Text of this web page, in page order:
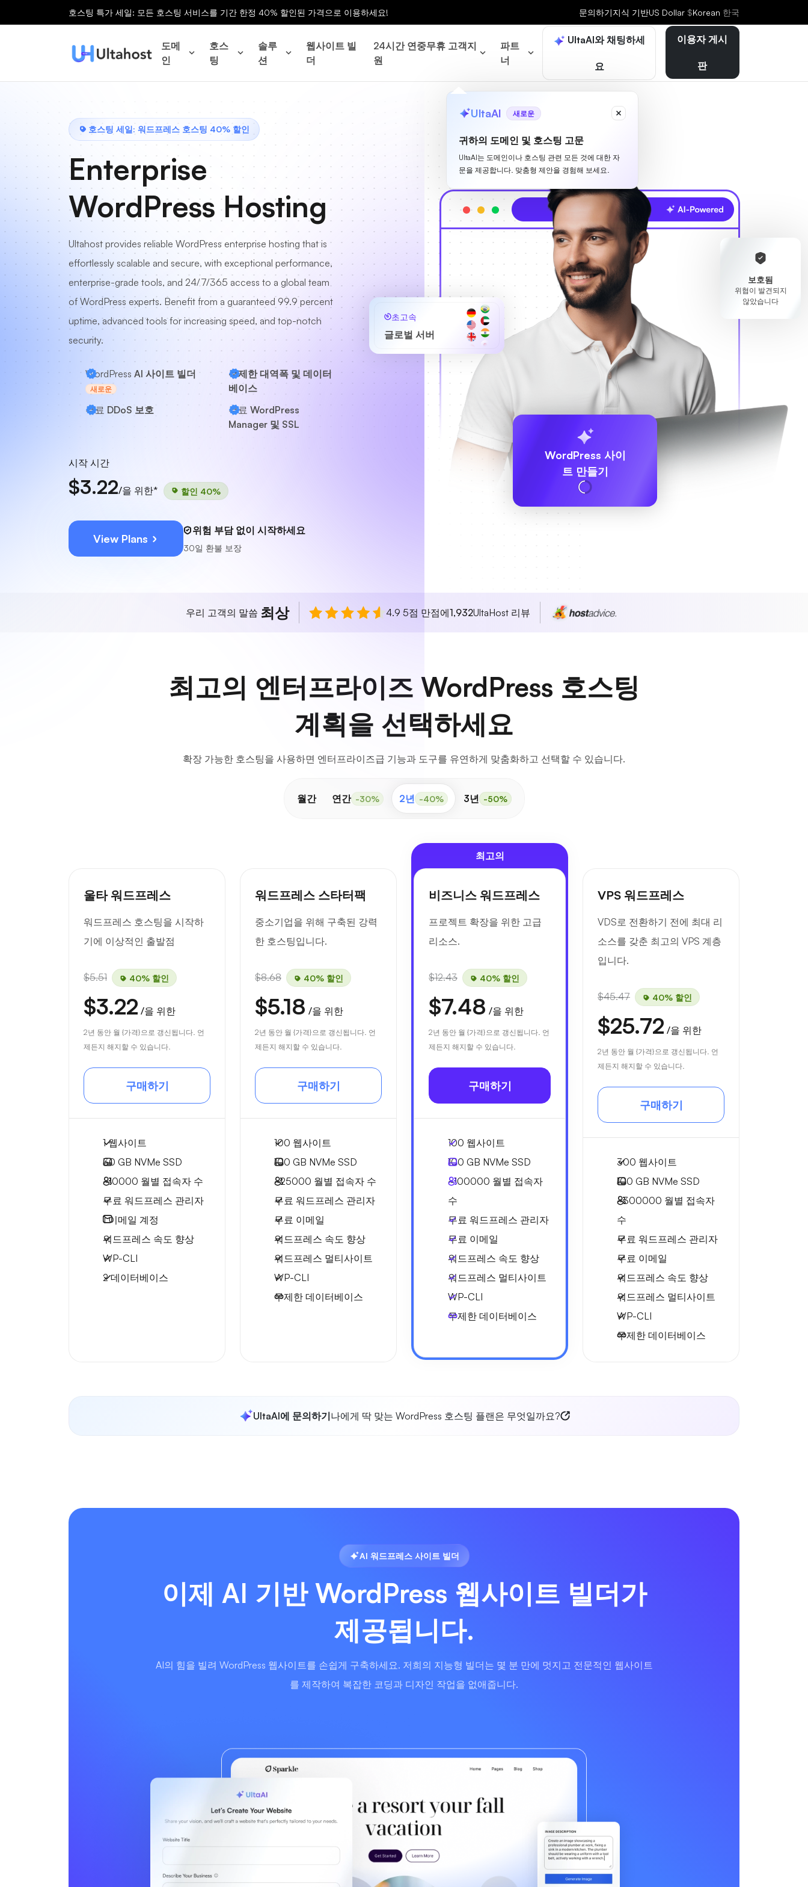
호스팅 특가 세일: 모든 호스팅 서비스를 기간 한정 40% 할인된 가격으로 이용하세요! 문의하기지식 기반US Dollar $Korean 한국
도메
인
호스
팅
솔루
션
웹사이트 빌
더
24시간 연중무휴 고객지
원
파트
너
UltaAI와 채팅하세
요
UltaAI 새로운
귀하의 도메인 및 호스팅 고문
UltaAI는 도메인이나 호스팅 관련 모든 것에 대한 자
문을 제공합니다. 맞춤형 제안을 경험해 보세요.
이용자 게시
판
호스팅 세일: 워드프레스 호스팅 40% 할인
Enterprise
WordPress Hosting
Ultahost provides reliable WordPress enterprise hosting that is
effortlessly scalable and secure, with exceptional performance,
enterprise-grade tools, and 24/7/365 access to a global team
of WordPress experts. Benefit from a guaranteed 99.9 percent
uptime, advanced tools for increasing speed, and top-notch
security.
WordPress AI 사이트 빌더
새로운
무제한 대역폭 및 데이터
베이스
무료 DDoS 보호 무료 WordPress
Manager 및 SSL
시작 시간
$3.22/을 위한* 할인 40%
View Plans
위험 부담 없이 시작하세요
30일 환불 보장
보호됨
위협이 발견되지
않았습니다
초고속
글로벌 서버
WordPress 사이
트 만들기
우리 고객의 말씀 최상 4.9 5점 만점에1,932UltaHost 리뷰
최고의 엔터프라이즈 WordPress 호스팅
계획을 선택하세요
확장 가능한 호스팅을 사용하면 엔터프라이즈급 기능과 도구를 유연하게 맞춤화하고 선택할 수 있습니다.
월간 연간 -30% 2년 -40% 3년 -50%
울타 워드프레스
워드프레스 호스팅을 시작하
기에 이상적인 출발점
$5.51 40% 할인
$3.22 /을 위한
2년 동안 월 {가격}으로 갱신됩니다. 언
제든지 해지할 수 있습니다.
구매하기
1 웹사이트
30 GB NVMe SSD
~10000 월별 접속자 수
무료 워드프레스 관리자
1이메일 계정
워드프레스 속도 향상
WP-CLI
2 데이터베이스
워드프레스 스타터팩
중소기업을 위해 구축된 강력
한 호스팅입니다.
$8.68 40% 할인
$5.18 /을 위한
2년 동안 월 {가격}으로 갱신됩니다. 언
제든지 해지할 수 있습니다.
구매하기
100 웹사이트
100 GB NVMe SSD
~25000 월별 접속자 수
무료 워드프레스 관리자
무료 이메일
워드프레스 속도 향상
워드프레스 멀티사이트
WP-CLI
무제한 데이터베이스
최고의
비즈니스 워드프레스
프로젝트 확장을 위한 고급
리소스.
$12.43 40% 할인
$7.48 /을 위한
2년 동안 월 {가격}으로 갱신됩니다. 언
제든지 해지할 수 있습니다.
구매하기
100 웹사이트
100 GB NVMe SSD
~100000 월별 접속자
수
무료 워드프레스 관리자
무료 이메일
워드프레스 속도 향상
워드프레스 멀티사이트
WP-CLI
무제한 데이터베이스
VPS 워드프레스
VDS로 전환하기 전에 최대 리
소스를 갖춘 최고의 VPS 계층
입니다.
$45.47 40% 할인
$25.72 /을 위한
2년 동안 월 {가격}으로 갱신됩니다. 언
제든지 해지할 수 있습니다.
구매하기
300 웹사이트
100 GB NVMe SSD
~300000 월별 접속자
수
무료 워드프레스 관리자
무료 이메일
워드프레스 속도 향상
워드프레스 멀티사이트
WP-CLI
무제한 데이터베이스
UltaAI에 문의하기나에게 딱 맞는 WordPress 호스팅 플랜은 무엇일까요?
AI 워드프레스 사이트 빌더
이제 AI 기반 WordPress 웹사이트 빌더가
제공됩니다.
AI의 힘을 빌려 WordPress 웹사이트를 손쉽게 구축하세요. 저희의 지능형 빌더는 몇 분 만에 멋지고 전문적인 웹사이트
를 제작하여 복잡한 코딩과 디자인 작업을 없애줍니다.